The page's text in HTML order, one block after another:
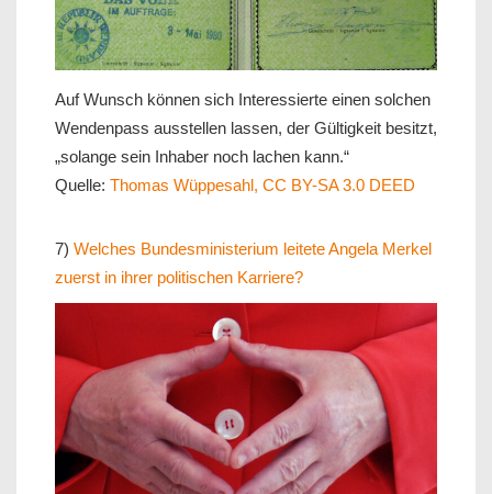
Auf Wunsch können sich Interessierte einen solchen
Wendenpass ausstellen lassen, der Gültigkeit besitzt,
„solange sein Inhaber noch lachen kann.“
Quelle: Thomas Wüppesahl, CC BY-SA 3.0 DEED
7) Welches Bundesministerium leitete Angela Merkel
zuerst in ihrer politischen Karriere?